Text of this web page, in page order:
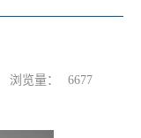
浏览量： 6677